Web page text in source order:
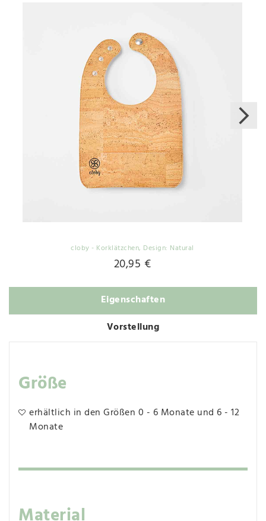
cloby - Korklätzchen, Design: Natural
20,95 €
Eigenschaften
Vorstellung
Größe
erhältlich in den Größen 0 - 6 Monate und 6 - 12
Monate